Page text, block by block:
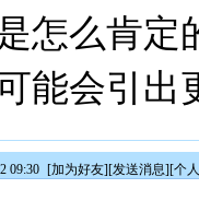
怎么肯定
能会引
09:30 [加为好友][发送消息][个